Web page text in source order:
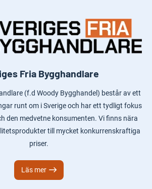
Fria Bygghandlare
(f.d Woody Bygghandel) består av ett
runt om i Sverige och har ett tydligt fokus
den medvetne konsumenten. Vi finns nära
till mycket konkurrenskraftiga
priser.
Läs mer